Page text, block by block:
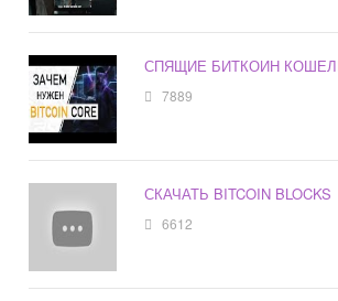
СПЯЩИЕ БИТКОИН
7889
СКАЧАТЬ BITCOIN BLOCKS
6612